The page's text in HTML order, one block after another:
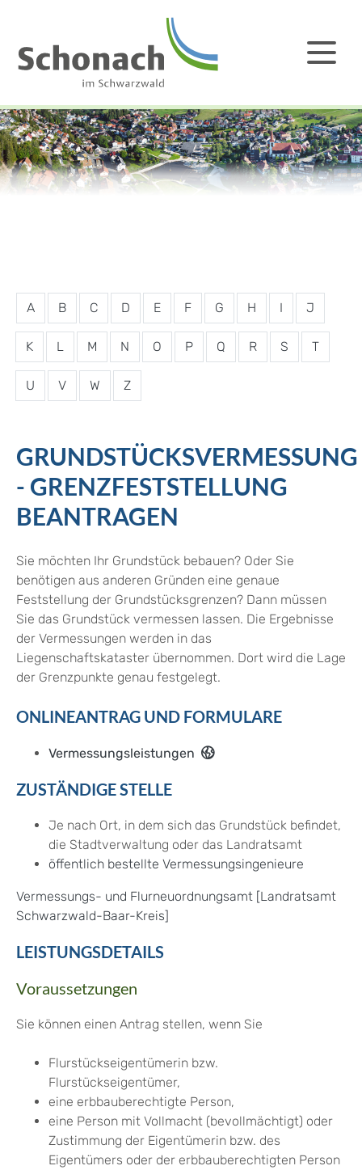
A B C D E F G H I J
K L M N O P Q R S T
U V W Z
GRUNDSTÜCKSVERMESSUNG
- GRENZFESTSTELLUNG
BEANTRAGEN
Sie möchten Ihr Grundstück bebauen? Oder Sie
benötigen aus anderen Gründen eine genaue
Feststellung der Grundstücksgrenzen? Dann müssen
Sie das Grundstück vermessen lassen. Die Ergebnisse
der Vermessungen werden in das
Liegenschaftskataster übernommen. Dort wird die Lage
der Grenzpunkte genau festgelegt.
ONLINEANTRAG UND FORMULARE
Vermessungsleistungen
ZUSTÄNDIGE STELLE
Je nach Ort, in dem sich das Grundstück befindet,
die Stadtverwaltung oder das Landratsamt
öffentlich bestellte Vermessungsingenieure
Vermessungs- und Flurneuordnungsamt [Landratsamt
Schwarzwald-Baar-Kreis]
LEISTUNGSDETAILS
Voraussetzungen
Sie können einen Antrag stellen, wenn Sie
Flurstückseigentümerin bzw.
Flurstückseigentümer,
eine erbbauberechtigte Person,
eine Person mit Vollmacht (bevollmächtigt) oder
Zustimmung der Eigentümerin bzw. des
Eigentümers oder der erbbauberechtigten Person